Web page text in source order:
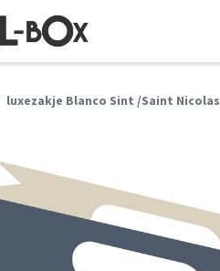
luxezakje Blanco Sint /Saint Nicolas